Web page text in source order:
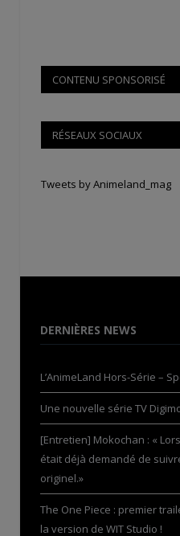
CONTENU SPONSORISÉ
RÉSEAUX SOCIAUX
Tweets by Animeland_mag
DERNIÈRES NEWS
L’AnimeLand Hors-Série –
Une nouvelle série TV
[Entretien] Mokochan : «
était déjà demandé de
originel.»
The One Piece : premier
la version de WIT Studio !